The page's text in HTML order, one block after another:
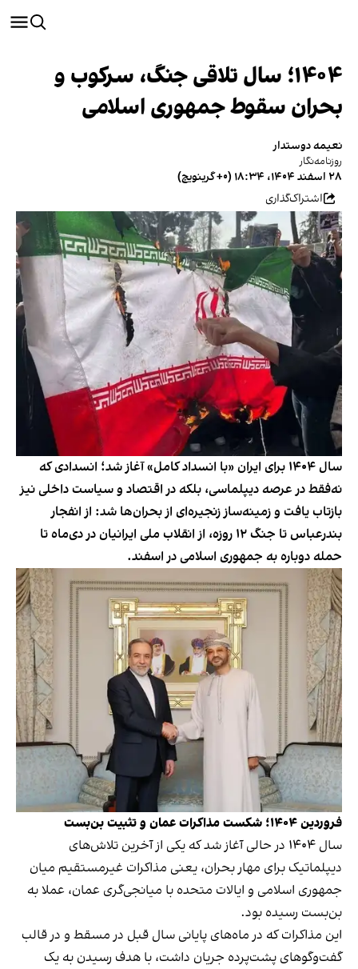
۱۴۰۴؛ سال تلاقی جنگ، سرکوب و
بحران سقوط جمهوری اسلامی
نعیمه دوستدار
روزنامه‌نگار
۲۸ اسفند ۱۴۰۴، ۱۸:۳۴ (‎+۰ گرینویچ)
اشتراک‌گذاری
سال ۱۴۰۴ برای ایران «با انسداد کامل» آغاز شد؛ انسدادی که
نه‌فقط در عرصه دیپلماسی، بلکه در اقتصاد و سیاست داخلی نیز
بازتاب یافت و زمینه‌ساز زنجیره‌ای از بحران‌ها شد: از انفجار
بندرعباس تا جنگ ۱۲ روزه، از انقلاب ملی ایرانیان در دی‌ماه تا
حمله دوباره به جمهوری اسلامی در اسفند.
فروردین ۱۴۰۴؛ شکست مذاکرات عمان و تثبیت بن‌بست
سال ۱۴۰۴ در حالی آغاز شد که یکی از آخرین تلاش‌های
دیپلماتیک برای مهار بحران، یعنی مذاکرات غیرمستقیم میان
جمهوری اسلامی و ایالات متحده با میانجی‌گری عمان، عملا به
بن‌بست رسیده بود.
این مذاکرات که در ماه‌های پایانی سال قبل در مسقط و در قالب
گفت‌وگوهای پشت‌پرده جریان داشت، با هدف رسیدن به یک